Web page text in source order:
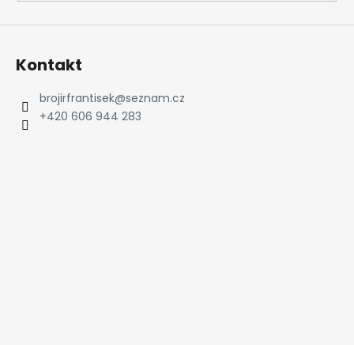
Kontakt
brojirfrantisek@seznam.cz
+420 606 944 283